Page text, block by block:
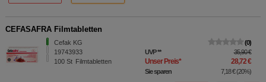
CEFASAFRA Filmtabletten
Cefak KG
19743933
100 St Filmtabletten
0
UVP** 35,90 €
Unser Preis* 28,72 €
Sie sparen 7,18 €(20%)